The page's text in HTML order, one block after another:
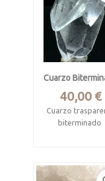
Cuarzo
Precio
40,00 €
Cuarzo
biterminado
Mide 6 x 3.8 x